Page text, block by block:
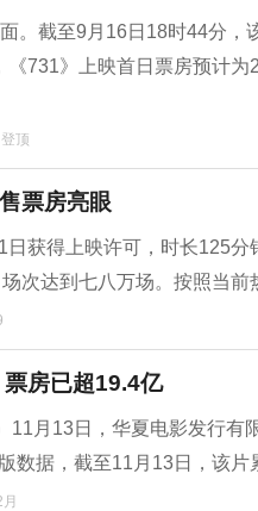
。截至9月16日18时44分
731》上映首日票房预计
顶
票房亮眼
获得上映许可，时长125
次达到七八万场。按照当
房已超19.4亿
11月13日，华夏电影发行有
数据，截至11月13日，该片